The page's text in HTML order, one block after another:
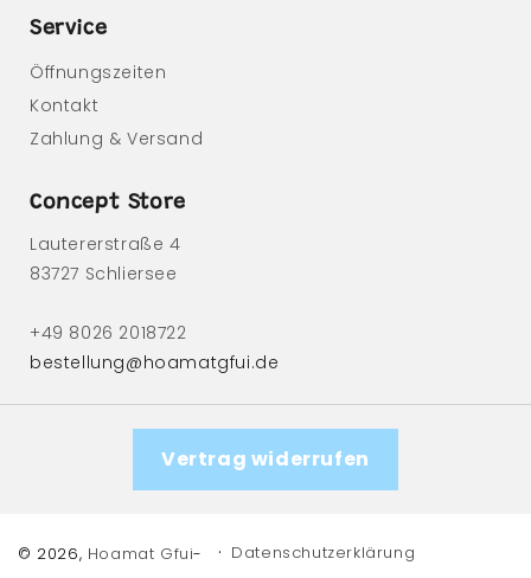
Service
Öffnungszeiten
Kontakt
Zahlung & Versand
Concept Store
Lautererstraße 4
83727 Schliersee
+49 8026 2018722
bestellung@hoamatgfui.de
Vertrag widerrufen
© 2026, Hoamat Gfui- Datenschutzerklärung